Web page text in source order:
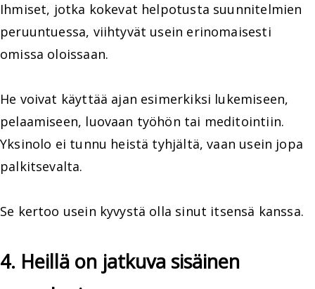
Ihmiset, jotka kokevat helpotusta suunnitelmien
peruuntuessa, viihtyvät usein erinomaisesti
omissa oloissaan.
He voivat käyttää ajan esimerkiksi lukemiseen,
pelaamiseen, luovaan työhön tai meditointiin.
Yksinolo ei tunnu heistä tyhjältä, vaan usein jopa
palkitsevalta.
Se kertoo usein kyvystä olla sinut itsensä kanssa.
4. Heillä on jatkuva sisäinen